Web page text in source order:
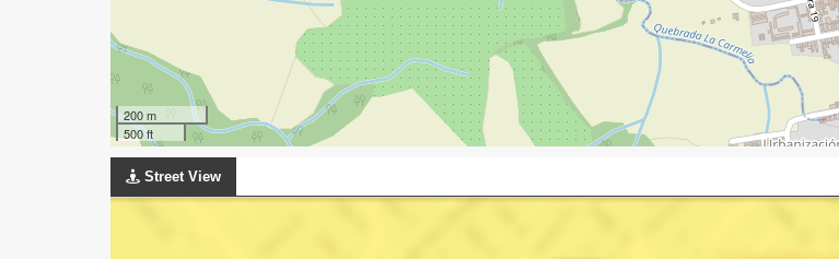
200 m
500 ft
Street View